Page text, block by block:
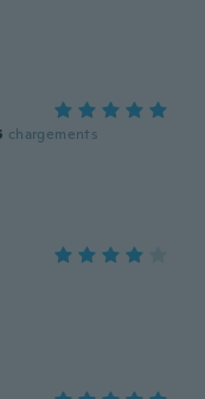
chargements